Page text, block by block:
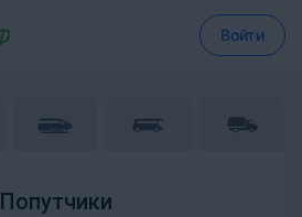
Войти
Попутчики